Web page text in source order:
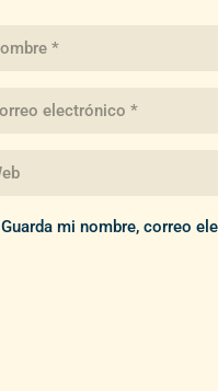
Guarda mi nombre, correo